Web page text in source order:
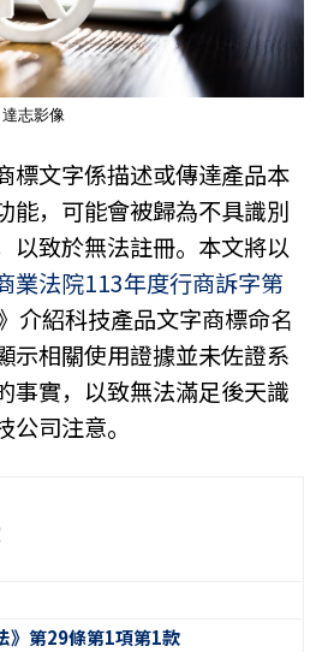
志影像
標文字係描述或傳達產品本
能，可能會被歸為不具識別
以致於無法註冊。本文將以
業法院113年度行商訴字第
介紹科技產品文字商標命名
示相關使用證據並未佐證系
事實，以致無法滿足後天識
司注意。
》第29條第1項第1款